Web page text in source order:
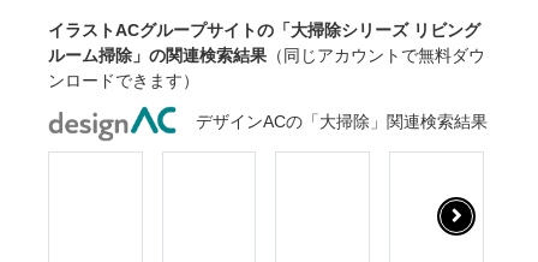
イラストACグループサイトの「大掃除シリーズ リビング
ルーム掃除」の関連検索結果 （同じアカウントで無料ダウ
ンロードできます）
デザインACの「大掃除」関連検索結果